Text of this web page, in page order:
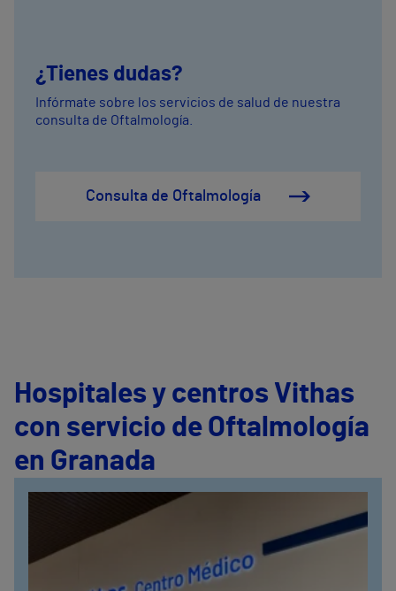
¿Tienes dudas?
Infórmate sobre los servicios de salud de nuestra
consulta de Oftalmología.
Consulta de Oftalmología
Hospitales y centros Vithas
con servicio de Oftalmología
en Granada